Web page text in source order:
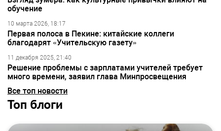
обучение
10 марта 2026, 18:17
Первая полоса в Пекине: китайские коллеги
благодарят «Учительскую газету»
11 декабря 2025, 21:40
Решение проблемы с зарплатами учителей требует
много времени, заявил глава Минпросвещения
Все топ новости
Топ блоги